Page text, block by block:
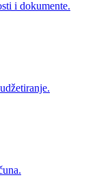
i dokumente.